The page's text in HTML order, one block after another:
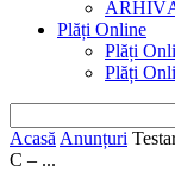
Plăți Online
Plăți
Plăți
Acasă Anunțuri
C – ...